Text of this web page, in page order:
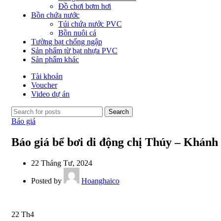
Đồ chơi bơm hơi
Bồn chứa nước
Túi chứa nước PVC
Bồn nuôi cá
Tường bạt chống ngập
Sản phẩm từ bạt nhựa PVC
Sản phẩm khác
Tài khoản
Voucher
Video dự án
Search
Báo giá
Báo giá bể bơi di động chị Thúy – Khánh
22 Tháng Tư, 2024
Posted by Hoanghaico
22 Th4